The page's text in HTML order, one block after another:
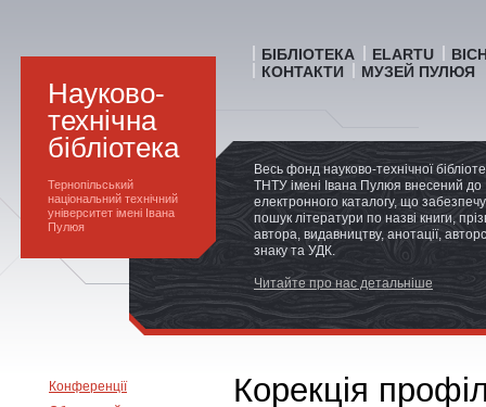
Науково-
технічна
бібліотека
Тернопільський
національний технічний
університет імені Івана
Пулюя
БІБЛІОТЕКА ELARTU
КОНТАКТИ
МУЗЕЙ ПУЛЮЯ
Весь фонд науково-технічної
ТНТУ імені Івана Пулюя внесений до
електронного каталогу, що
пошук літератури по назві книги,
автора, видавництву, анотації,
знаку та УДК.
Читайте про нас детальніше
Конференції
Корекція